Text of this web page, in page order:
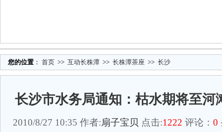
您的位置 ： 首页 >> 互动长株潭 >> 长株潭茶座 >> 长沙
长沙市水务局通知：枯水期将至河
2010/8/27 10:35 作者:扇子宝贝 点击:1222 评论： 0